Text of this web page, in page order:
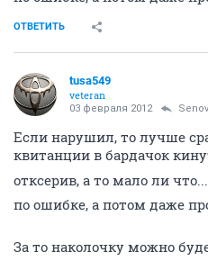
ОТВЕТИТЬ
tusa549
veteran
03 февраля 2012
Если нарушил, то лучше
квитанции в бардачок
отксерив, а то мало ли что...
по ошибке, а потом даже
За то наколочку можно